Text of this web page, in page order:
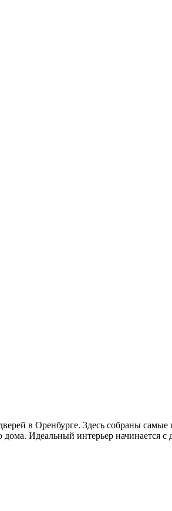
в Оренбурге. Здесь собраны
Идеальный интерьер начинается с